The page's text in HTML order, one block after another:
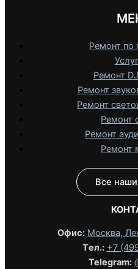
Ремонт по
Ремонт
Ремонт
Ремонт
Ремонт
Ремонт
Ремонт
Все
Офис: Москва,
Tел.: +7
Telegram: